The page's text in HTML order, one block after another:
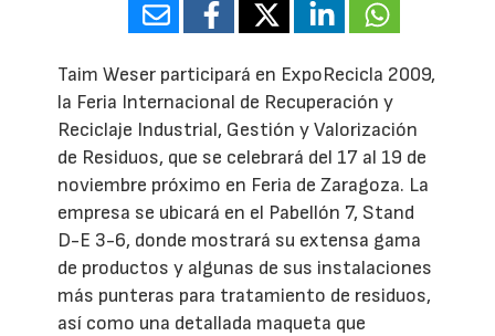
Taim Weser participará en ExpoRecicla 2009,
la Feria Internacional de Recuperación y
Reciclaje Industrial, Gestión y Valorización
de Residuos, que se celebrará del 17 al 19 de
noviembre próximo en Feria de Zaragoza. La
empresa se ubicará en el Pabellón 7, Stand
D-E 3-6, donde mostrará su extensa gama
de productos y algunas de sus instalaciones
más punteras para tratamiento de residuos,
así como una detallada maqueta que